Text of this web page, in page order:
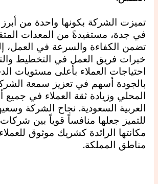
تميزت الشركة بكونها واحدة من
في جدة، مستفيدةً من المعدات
تضمن الكفاءة والسرعة في العمل،
خبرات فريق العمل في التخطيط
احتياجات العملاء بأعلى مستويات
بالجودة أسهم في تعزيز سمعة
المحلي وزيادة ثقة العملاء في جميع
العربية السعودية. نجاح الشركة
للتميز جعلها منافساً قوياً بين
مكانتها الرائدة كشريك موثوق
مناطق المملكة.